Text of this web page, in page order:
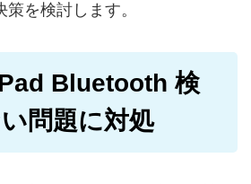
を検討します。
Bluetooth 検
問題に対処